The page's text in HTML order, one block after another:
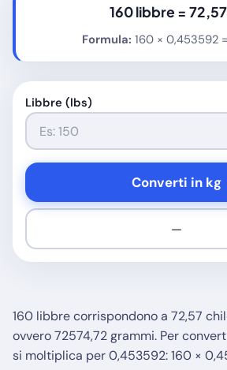
160 libbre =
Formula: 160 × 0,453592
Libbre (lbs)
Converti in kg
—
160 libbre corrispondono a 72,57
ovvero 72574,72 grammi. Per
si moltiplica per 0,453592: 160 ×